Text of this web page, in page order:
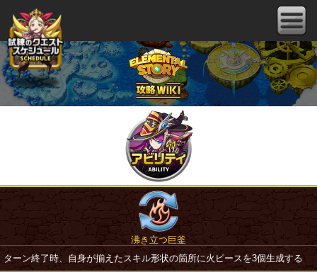
沸き立つ巨釜
ターン終了時、自身が揃えたスキル形状の箇所に火ピースを3個生成する